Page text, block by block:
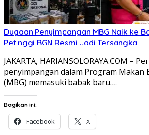
Dugaan Penyimpangan MBG Naik ke
Petinggi BGN Resmi Jadi Tersangka
JAKARTA, HARIANSOLORAYA.COM –
penyimpangan dalam Program Makan
(MBG) memasuki babak baru….
Bagikan ini:
Facebook X